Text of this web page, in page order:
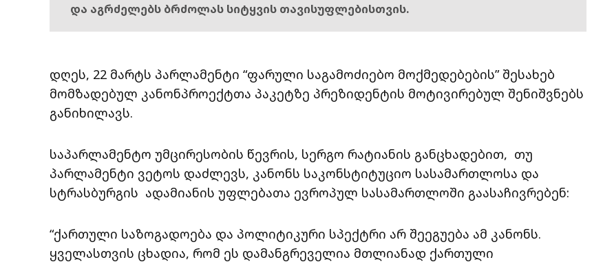
და აგრძელებს ბრძოლას სიტყვის თავისუფლებისთვის.
დღეს, 22 მარტს პარლამენტი “ფარული საგამოძიებო მოქმედებების” შესახებ
მომზადებულ კანონპროექტთა პაკეტზე პრეზიდენტის მოტივირებულ შენიშვნებს
განიხილავს.
საპარლამენტო უმცირესობის წევრის, სერგო რატიანის განცხადებით, თუ
პარლამენტი ვეტოს დაძლევს, კანონს საკონსტიტუციო სასამართლოსა და
სტრასბურგის ადამიანის უფლებათა ევროპულ სასამართლოში გაასაჩივრებენ:
“ქართული საზოგადოება და პოლიტიკური სპექტრი არ შეეგუება ამ კანონს.
ყველასთვის ცხადია, რომ ეს დამანგრეველია მთლიანად ქართული